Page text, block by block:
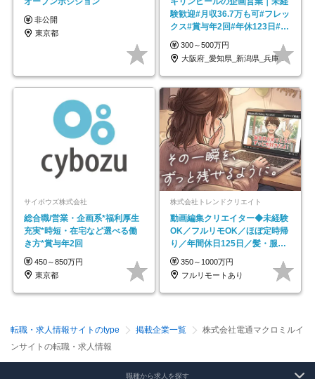
非公開
東京都
験歓迎#月収36.7万も可#フレッ
クス#賞与年2回#年休123日#完
全週休2日制
300～500万円
大阪府_愛知県_新潟県_兵庫県_福岡県
サイボウズ株式会社
総合職/営業・企画系*福利厚生
充実*時短・在宅など選べる働
き方*賞与年2回
450～850万円
東京都
株式会社トレンドクリエイト
動画編集クリエイター◆未経験
OK／フルリモOK／ほぼ定時帰
り／年間休日125日／髪・服・
ネイル自由／副業OK
350～1000万円
フルリモートあり
転職・求人情報サイトのtype 掲載企業一覧
株式会社電通マクロミルイ
ンサイトの転職・求人情報
職種から求人を探す